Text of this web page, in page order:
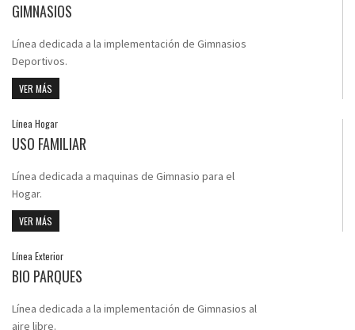
GIMNASIOS
Línea dedicada a la implementación de Gimnasios
Deportivos.
VER MÁS
Línea Hogar
USO FAMILIAR
Línea dedicada a maquinas de Gimnasio para el
Hogar.
VER MÁS
Línea Exterior
BIO PARQUES
Línea dedicada a la implementación de Gimnasios al
aire libre.